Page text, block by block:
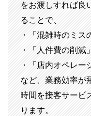
をお渡しすれば良
ることで、
・「混雑時のミス
・「人件費の削減」
・「店内オペレー
など、業務効率が
時間を接客サービ
ります。